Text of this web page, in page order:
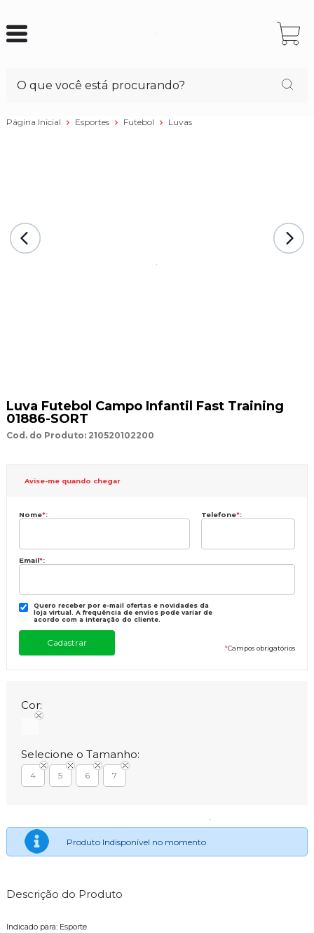
Página Inicial Esportes Futebol Luvas
Luva Futebol Campo Infantil Fast Training
01886-SORT
Cod. do Produto: 210520102200
Avise-me quando chegar
Nome*: Telefone*:
Email*:
Quero receber por e-mail ofertas e novidades da
loja virtual. A frequência de envios pode variar de
acordo com a interação do cliente.
*Campos obrigatórios
Cor:
Selecione o Tamanho:
4 5 6 7
Produto Indisponível no momento
Descrição do Produto
Indicado para: Esporte